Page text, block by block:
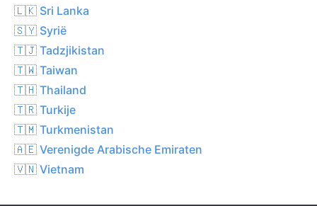
🇱🇰 Sri Lanka
🇸🇾 Syrië
🇹🇯 Tadzjikistan
🇹🇼 Taiwan
🇹🇭 Thailand
🇹🇷 Turkije
🇹🇲 Turkmenistan
🇦🇪 Verenigde Arabische Emiraten
🇻🇳 Vietnam